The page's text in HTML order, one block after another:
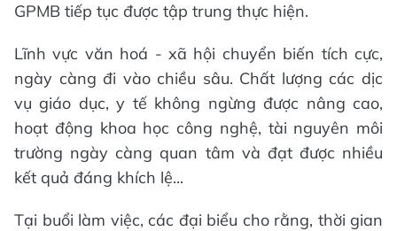
GPMB tiếp tục được tập trung thực hiện.
Lĩnh vực văn hoá - xã hội chuyển biến tích cực,
ngày càng đi vào chiều sâu. Chất lượng các dịc
vụ giáo dục, y tế không ngừng được nâng cao,
hoạt động khoa học công nghệ, tài nguyên môi
trường ngày càng quan tâm và đạt được nhiều
kết quả đáng khích lệ...
Tại buổi làm việc, các đại biểu cho rằng, thời gian